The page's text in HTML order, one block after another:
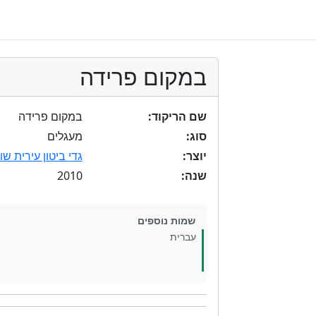
במקום פרידה
שם הריקוד:
במקום פרידה
סוג:
מעגלים
יוצר:
גדי ביטון עירית
שנה:
2010
שמות נוספים
עברית